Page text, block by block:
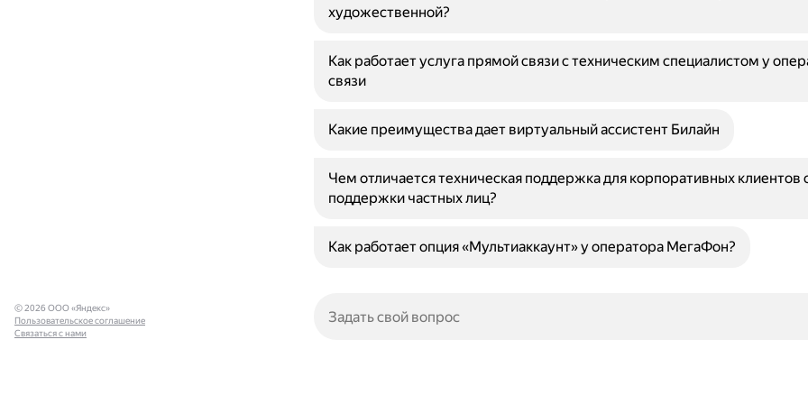
художественной?
Как работает услуга прямой связи с техническим специалистом у
связи
Какие преимущества дает виртуальный ассистент Билайн
Чем отличается техническая поддержка для корпоративных клиентов
поддержки частных лиц?
Как работает опция «Мультиаккаунт» у оператора МегаФон?
© 2026 ООО «Яндекс»
Пользовательское соглашение
Связаться с нами